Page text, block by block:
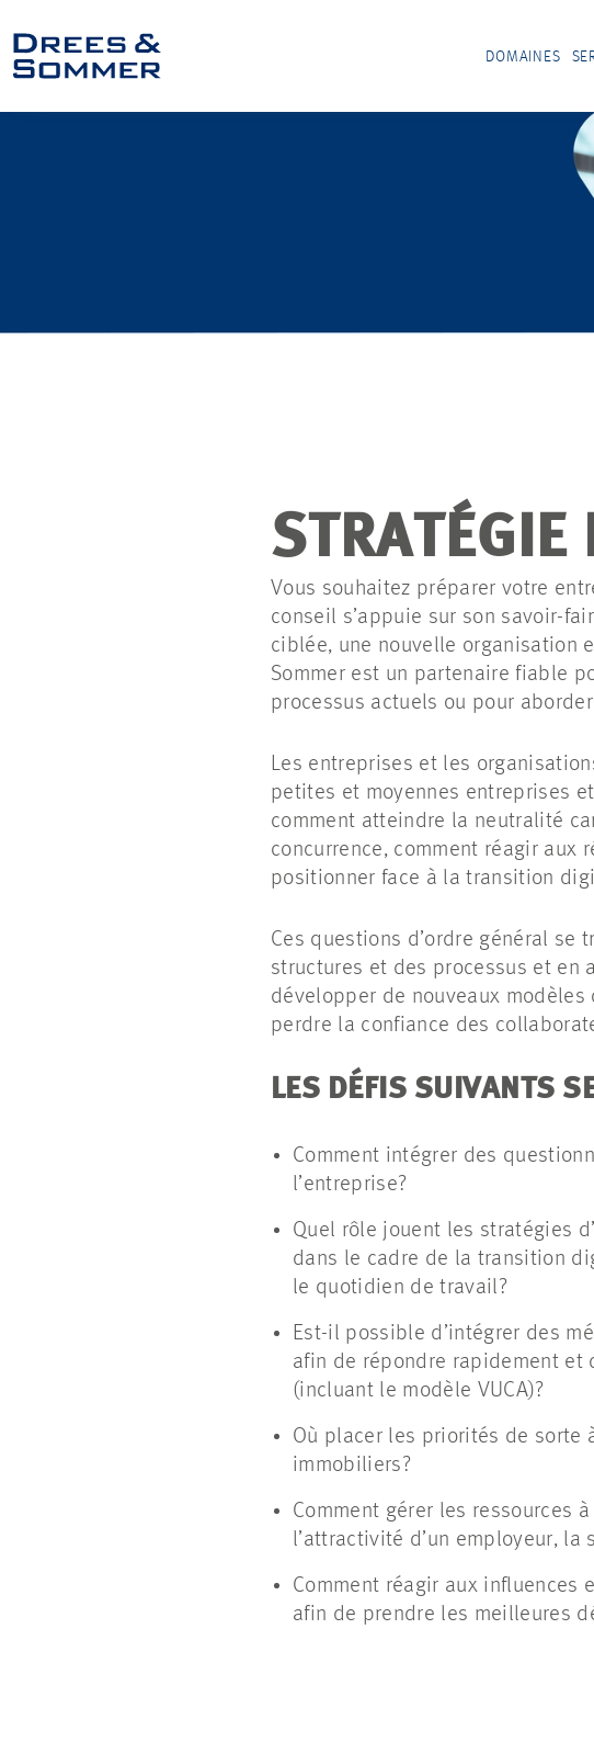
DOMAINES
STRATÉGIE
Vous souhaitez préparer votre
conseil s’appuie sur son savoir-
ciblée, une nouvelle organisation
Sommer est un partenaire fiable
processus actuels ou pour
Les entreprises et les
petites et moyennes entreprises
comment atteindre la neutralité
concurrence, comment réagir aux
positionner face à la transition
Ces questions d’ordre général se
structures et des processus et en
développer de nouveaux
perdre la confiance des
LES DÉFIS SUIVANTS
Comment intégrer des
l’entreprise?
Quel rôle jouent les stratégies
dans le cadre de la transition
le quotidien de travail?
Est-il possible d’intégrer des
afin de répondre rapidement et
(incluant le modèle VUCA)?
Où placer les priorités de sorte
immobiliers?
Comment gérer les ressources
l’attractivité d’un employeur,
Comment réagir aux influences
afin de prendre les meilleures